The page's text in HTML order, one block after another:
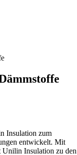
Insulation zum
entwickelt. Mit
Unilin Insulation zu den